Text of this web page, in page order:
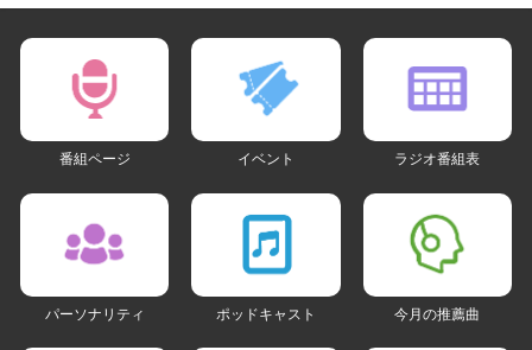
番組ページ イベント ラジオ番組表
パーソナリティ ポッドキャスト 今月の推薦曲